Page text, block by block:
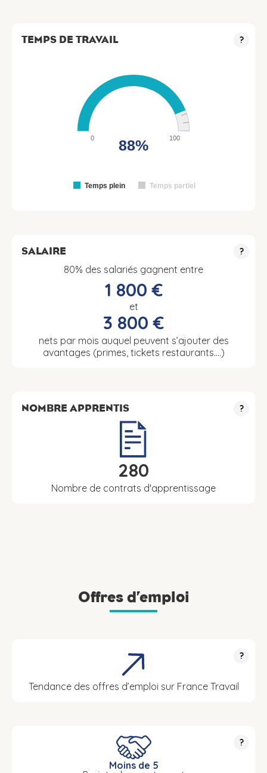
TEMPS DE TRAVAIL ?
Temps plein Temps partiel
0 100
88%
SALAIRE ?
80% des salariés gagnent entre
1 800 €
et
3 800 €
nets par mois auquel peuvent s’ajouter des
avantages (primes, tickets restaurants….)
NOMBRE APPRENTIS ?
280
Nombre de contrats d'apprentissage
Offres d’emploi
?
Tendance des offres d’emploi sur France Travail
?
Moins de 5